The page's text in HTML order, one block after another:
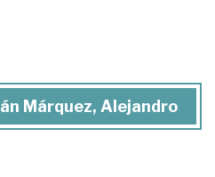
Márquez, Alejandro